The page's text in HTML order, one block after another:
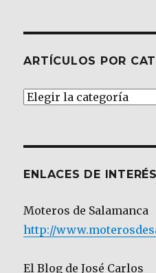
ARTÍCULOS POR
Artículos
ENLACES DE INTERÉS
Moteros de Salamanca
http://
El Blog de José Carlos